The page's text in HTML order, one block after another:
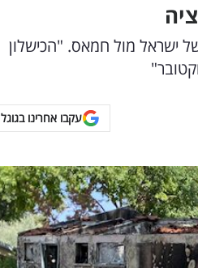
הביטחון של ישראל מול חמאס. "הכישלון
עקבו אחרינו בגוגל